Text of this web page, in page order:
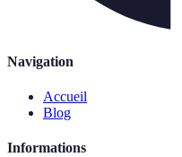
Navigation
Accueil
Blog
Informations